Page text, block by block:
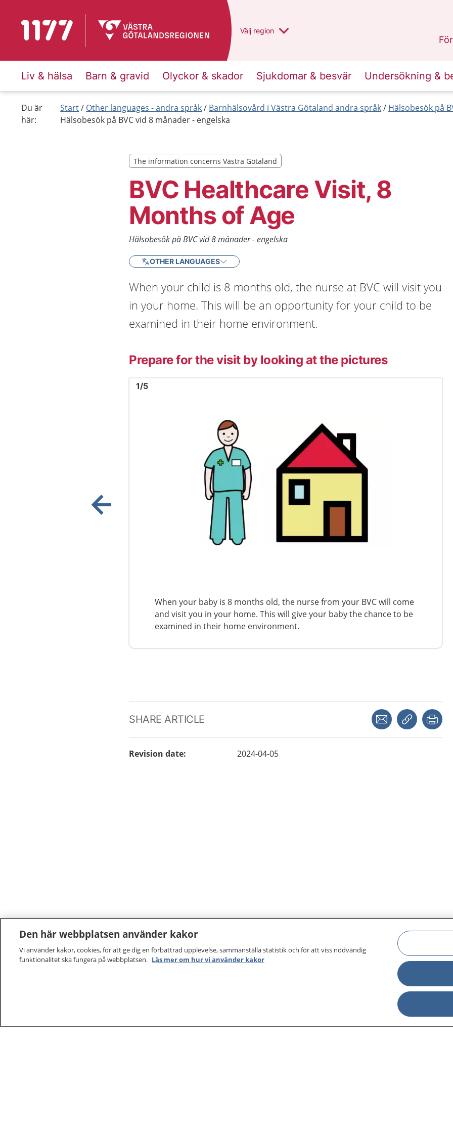
To start page for 1177 Du har valt region
Välj en annan
region
Liv & hälsa Barn & gravid Olyckor & skador Sjukdomar & besvär Undersökning &
Du är
här:
Start Other languages - andra språk Barnhälsovård i Västra Götaland andra språk
Hälsobesök på
Hälsobesök på BVC vid 8 månader - engelska
BVC Healthcare Visit, 8
Months of Age
Hälsobesök på BVC vid 8 månader - engelska
The information concerns Västra Götaland
The information concerns Västra Götaland
OTHER LANGUAGES
When your child is 8 months old, the nurse at BVC will visit you
in your home. This will be an opportunity for your child to be
examined in their home environment.
Prepare for the visit by looking at the pictures
Image
1/5
When your baby is 8 months old, the nurse from your BVC will come
and visit you in your home. This will give your baby the chance to be
examined in their home environment.
Show previous image
SHARE ARTICLE Share with a friend
Copy link
Revision date: 2024-04-05
1177 –tryggt om din hälsa och vård
sjukvårdsrådgivning dygnet runt.
Other languages
Lättläst svenska
Den här webbplatsen använder kakor
Vi använder kakor, cookies, för att ge dig en förbättrad upplevelse, sammanställa statistik och för att viss nödvändig
funktionalitet ska fungera på webbplatsen. Läs mer om hur vi använder kakor